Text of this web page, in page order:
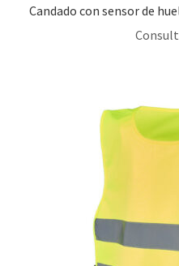
Candado con sensor de